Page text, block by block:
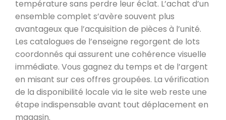
température sans perdre leur éclat. L’achat d’un
ensemble complet s’avère souvent plus
avantageux que l’acquisition de pièces à l’unité.
Les catalogues de l’enseigne regorgent de lots
coordonnés qui assurent une cohérence visuelle
immédiate. Vous gagnez du temps et de l’argent
en misant sur ces offres groupées. La vérification
de la disponibilité locale via le site web reste une
étape indispensable avant tout déplacement en
magasin.